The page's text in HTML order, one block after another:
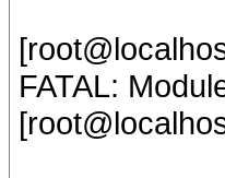
FATAL: